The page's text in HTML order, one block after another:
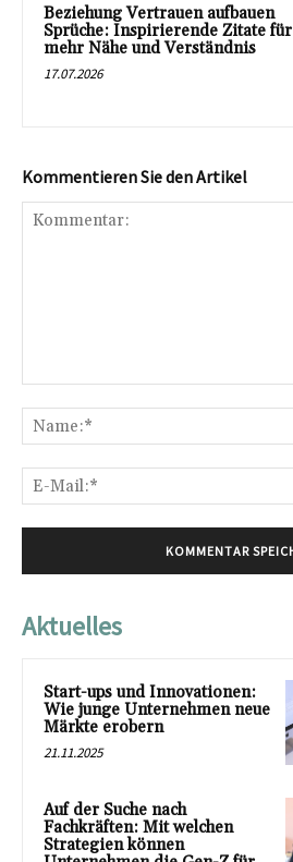
Beziehung Vertrauen aufbauen
Sprüche: Inspirierende Zitate für
mehr Nähe und Verständnis
17.07.2026
Kommentieren Sie den Artikel
Aktuelles
Start-ups und Innovationen:
Wie junge Unternehmen neue
Märkte erobern
21.11.2025
Auf der Suche nach
Fachkräften: Mit welchen
Strategien können